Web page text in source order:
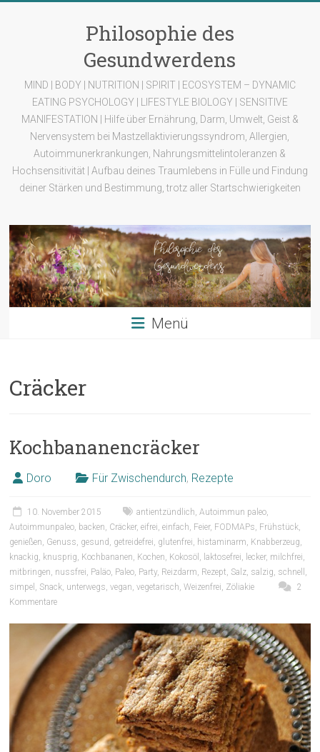
Philosophie des
Gesundwerdens
MIND | BODY | NUTRITION | SPIRIT | ECOSYSTEM – DYNAMIC
EATING PSYCHOLOGY | LIFESTYLE BIOLOGY | SENSITIVE
MANIFESTATION | Hilfe über Ernährung, Darm, Umwelt, Geist &
Nervensystem bei Mastzellaktivierungssyndrom, Allergien,
Autoimmunerkrankungen, Nahrungsmittelintoleranzen &
Hochsensitivität | Aufbau deines Traumlebens in Fülle und Findung
deiner Stärken und Bestimmung, trotz aller Startschwierigkeiten
Menü
Cräcker
Kochbananencräcker
Doro Für Zwischendurch, Rezepte
10. November 2015 antientzündlich,Autoimmun paleo,
Autoimmunpaleo, backen, Cräcker,eifrei,einfach, Feier, FODMAPs, Frühstück,
genießen, Genuss, gesund , getreidefrei, glutenfrei, histaminarm, Knabberzeug,
knackig, knusprig, Kochbananen, Kochen, Kokosöl , laktosefrei, lecker, milchfrei,
mitbringen, nussfrei, Paläo, Paleo, Party, Reizdarm, Rezept, Salz, salzig, schnell ,
simpel , Snack, unterwegs,vegan,vegetarisch,Weizenfrei, Zöliakie
2
Kommentare